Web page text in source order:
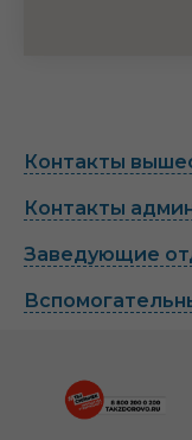
Контакты
Контакты
Заведующие